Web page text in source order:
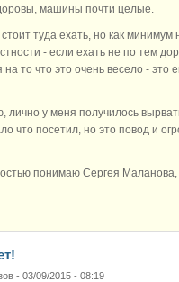
машины почти целые.
туда ехать, но как минимум
- если ехать не по тем
на то что это очень весело - это
лично у меня получилось
что посетил, но это повод и
понимаю Сергея Маланова,
- 03/09/2015 - 08:19